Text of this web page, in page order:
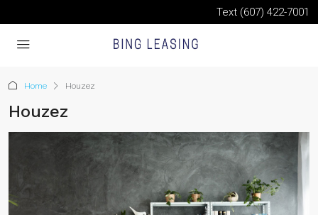
Text (607) 422-7001
Home Houzez
Houzez